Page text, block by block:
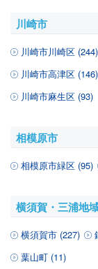
川崎市
川崎市川崎区 (244)
川崎市高津区 (146)
川崎市麻生区 (93)
相模原市
相模原市緑区 (95)
横須賀・三浦地
横須賀市 (227)
葉山町 (11)